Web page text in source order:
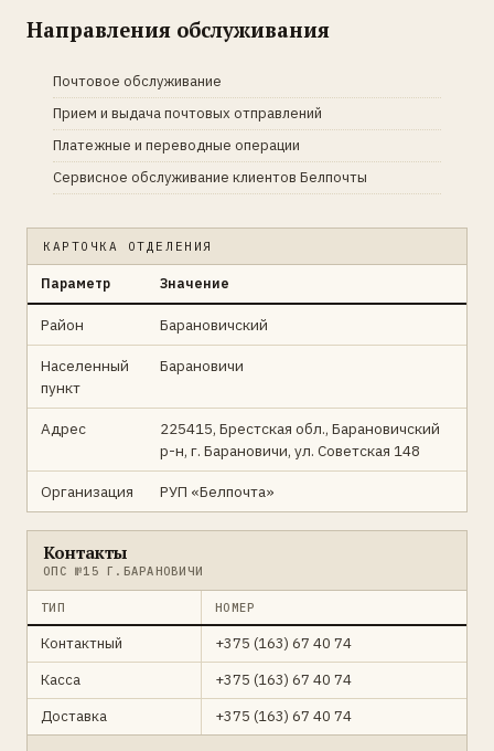
Направления обслуживания
Почтовое обслуживание
Прием и выдача почтовых отправлений
Платежные и переводные операции
Сервисное обслуживание клиентов Белпочты
КАРТОЧКА ОТДЕЛЕНИЯ
Параметр Значение
Район Барановичский
Населенный
пункт
Барановичи
Адрес
225415, Брестская обл., Барановичский
р-н, г. Барановичи, ул. Советская 148
Организация РУП «Белпочта»
Контакты
ОПС №15 Г.БАРАНОВИЧИ
ТИП НОМЕР
Контактный
+375 (163) 67 40 74
Касса
+375 (163) 67 40 74
Доставка
+375 (163) 67 40 74